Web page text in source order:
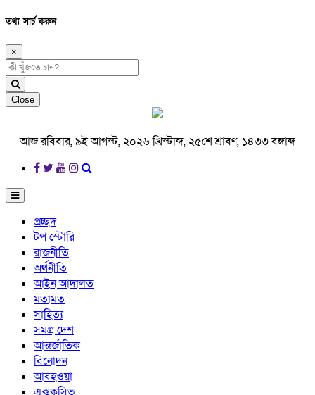
তথ্য সার্চ করুন
×
Close
আজ রবিবার, ৯ই আগস্ট, ২০২৬ খ্রিস্টাব্দ, ২৫শে শ্রাবণ, ১৪৩৩ বঙ্গাব্দ
প্রচ্ছদ
টপ স্টোরি
রাজনীতি
অর্থনীতি
আইন আদালত
মতামত
সাহিত্য
সমগ্র দেশ
আন্তর্জাতিক
বিনোদন
আবহওয়া